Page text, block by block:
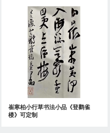
崔寒柏小行草书法小品《登鹳雀
楼》可定制